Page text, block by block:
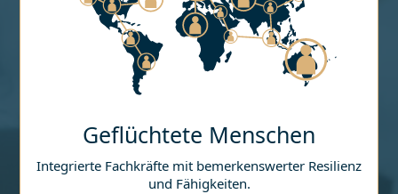
Geflüchtete Menschen
Integrierte Fachkräfte mit bemerkenswerter Resilienz
und Fähigkeiten.